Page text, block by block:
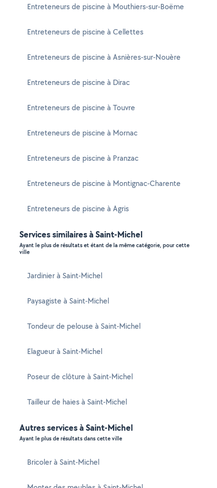
Entreteneurs de piscine à Mouthiers-sur-Boëme
Entreteneurs de piscine à Cellettes
Entreteneurs de piscine à Asnières-sur-Nouère
Entreteneurs de piscine à Dirac
Entreteneurs de piscine à Touvre
Entreteneurs de piscine à Mornac
Entreteneurs de piscine à Pranzac
Entreteneurs de piscine à Montignac-Charente
Entreteneurs de piscine à Agris
Services similaires à Saint-Michel
Ayant le plus de résultats et étant de la même catégorie, pour cette
ville
Jardinier à Saint-Michel
Paysagiste à Saint-Michel
Tondeur de pelouse à Saint-Michel
Elagueur à Saint-Michel
Poseur de clôture à Saint-Michel
Tailleur de haies à Saint-Michel
Autres services à Saint-Michel
Ayant le plus de résultats dans cette ville
Bricoler à Saint-Michel